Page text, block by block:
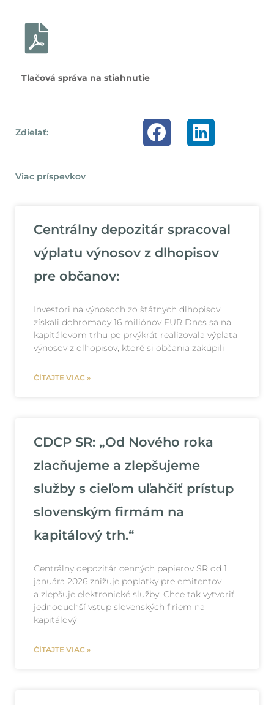
Tlačová správa na stiahnutie
Zdielať:
Viac príspevkov
Centrálny depozitár spracoval
výplatu výnosov z dlhopisov
pre občanov:
Investori na výnosoch zo štátnych dlhopisov
získali dohromady 16 miliónov EUR Dnes sa na
kapitálovom trhu po prvýkrát realizovala výplata
výnosov z dlhopisov, ktoré si občania zakúpili
ČÍTAJTE VIAC »
CDCP SR: „Od Nového roka
zlacňujeme a zlepšujeme
služby s cieľom uľahčiť prístup
slovenským firmám na
kapitálový trh.“
Centrálny depozitár cenných papierov SR od 1.
januára 2026 znižuje poplatky pre emitentov
a zlepšuje elektronické služby. Chce tak vytvoriť
jednoduchší vstup slovenských firiem na
kapitálový
ČÍTAJTE VIAC »